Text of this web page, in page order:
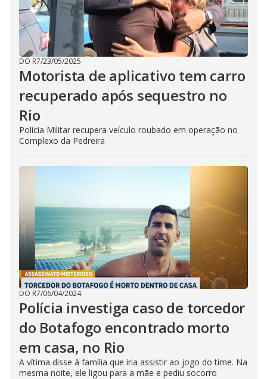
DO R7/23/05/2025
Motorista de aplicativo tem carro
recuperado após sequestro no
Rio
Polícia Militar recupera veículo roubado em operação no
Complexo da Pedreira
DO R7/06/04/2024
Polícia investiga caso de torcedor
do Botafogo encontrado morto
em casa, no Rio
A vítima disse à família que iria assistir ao jogo do time. Na
mesma noite, ele ligou para a mãe e pediu socorro